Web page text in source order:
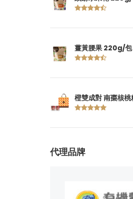
薑黃腰果 220g/包
橙雙成對 南棗核
代理品牌